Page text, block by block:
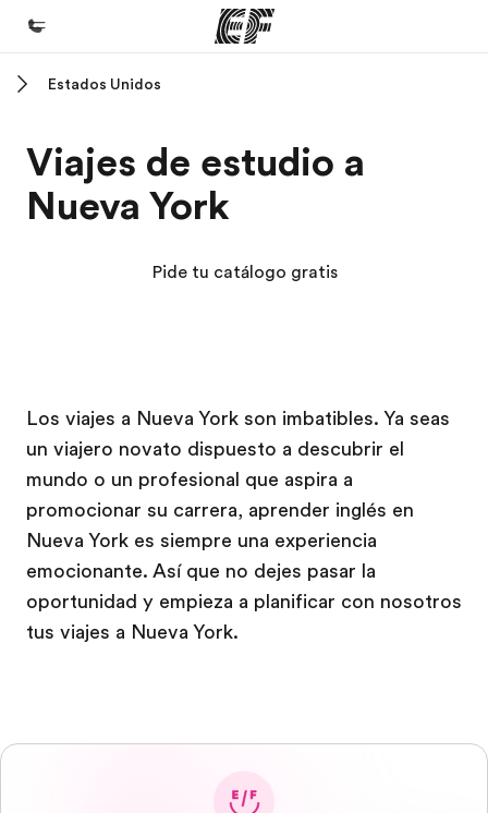
Programas
Ver todo lo que hacemos
Trabajos
Únete al equipo
Estados Unidos
Viajes de estudio a
Nueva York
Pide tu catálogo gratis
Los viajes a Nueva York son imbatibles. Ya seas
un viajero novato dispuesto a descubrir el
mundo o un profesional que aspira a
promocionar su carrera, aprender inglés en
Nueva York es siempre una experiencia
emocionante. Así que no dejes pasar la
oportunidad y empieza a planificar con nosotros
tus viajes a Nueva York.